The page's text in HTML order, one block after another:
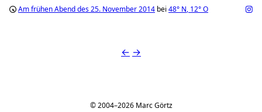
Am frühen Abend des 25. November 2014 bei 48° N, 12°O
← →
© 2004–2026 Marc Görtz